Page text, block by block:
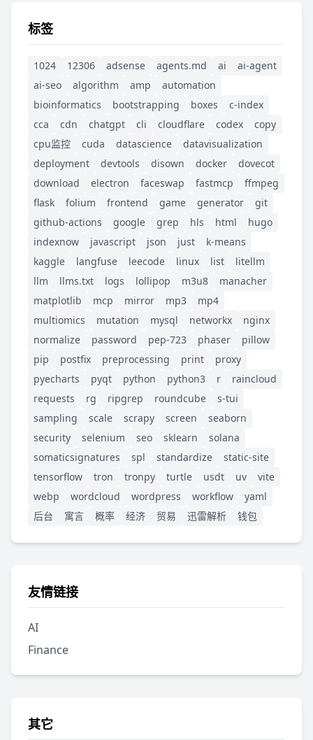
标签
1024 12306 adsense agents.md ai
ai-agent
ai-seo
algorithm amp
automation
bioinformatics
bootstrapping boxes
c-index
cca
cdn chatgpt cli cloudflare codex
copy
cpu监控
cuda datascience
datavisualization
deployment
devtools disown docker
dovecot
download
electron faceswap fastmcp
ffmpeg
flask
folium frontend game generator
git
github-actions
google grep hls html
hugo
indexnow
javascript json just
k-means
kaggle
langfuse leecode linux list
litellm
llm
llms.txt logs lollipop m3u8
manacher
matplotlib
mcp mirror mp3
mp4
multiomics
mutation mysql networkx
nginx
normalize
password pep-723 phaser
pillow
pip
postfix preprocessing print
proxy
pyecharts
pyqt python python3 r
raincloud
requests
rg ripgrep roundcube
s-tui
sampling
scale scrapy screen
seaborn
security
selenium seo sklearn
solana
somaticsignatures
spl standardize
static-site
tensorflow
tron tronpy turtle usdt uv
vite
webp
wordcloud wordpress workflow
yaml
后台
寓言 概率 经济 贸易 迅雷解析 钱包
友情链接
AI
Finance
其它